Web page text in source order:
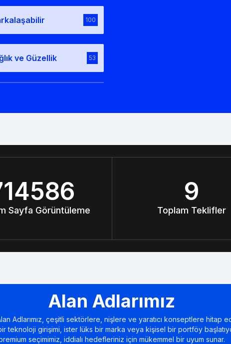
100
ve Güzellik 53
Sayfa Görüntüleme
9
Toplam Teklifler
Alan Adlarımız
Adlarımız, çeşitli sektörlere, nişlere ve yaratıcı konseptlere hitap
teknoloji girişimi, ister lüks bir marka veya kişisel bir portföy
seçimimiz, iddialı hedefleriniz için mükemmel bir uyum sunar.